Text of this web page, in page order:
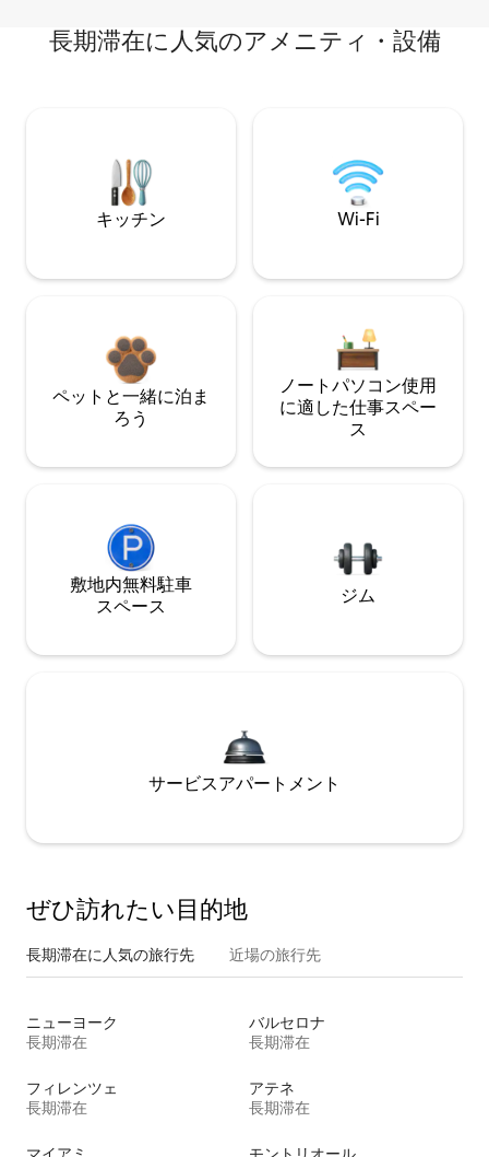
長期滞在に人気のアメニティ・設備
キッチン Wi-Fi
ペットと一緒に泊ま
ろう
ノートパソコン使用
に適した仕事スペー
ス
敷地内無料駐⁠車
ス⁠ペ⁠ー⁠ス
ジム
サービスアパートメント
ぜひ訪⁠れ⁠た⁠い目⁠的⁠地
長期滞在に人気の旅行先 近場の旅行先
ニューヨーク
長期滞在
バルセロナ
長期滞在
フィレンツェ
長期滞在
アテネ
長期滞在